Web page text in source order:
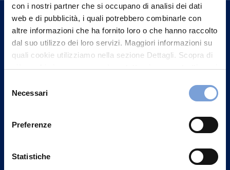
con i nostri partner che si occupano di analisi dei dati
web e di pubblicità, i quali potrebbero combinarle con
altre informazioni che ha fornito loro o che hanno raccolto
dal suo utilizzo dei loro servizi. Maggiori informazioni su
quali cookie utilizziamo nella sezione Dettagli. Scopra di
più su chi siamo, come può contattarci e come trattiamo i
può trovare nel footer del sito nella sezione "Informativa
delNecessari
Preferenze
Statistiche
un nostro Agente.
Contattaci